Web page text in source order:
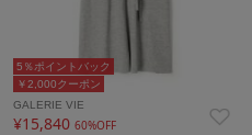
￥2,000クーポン
5％ポイントバック
GALERIE VIE
¥15,840 60%OFF